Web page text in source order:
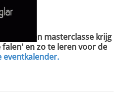
en masterclasse krijg
en zo te leren voor de
eventkalender.